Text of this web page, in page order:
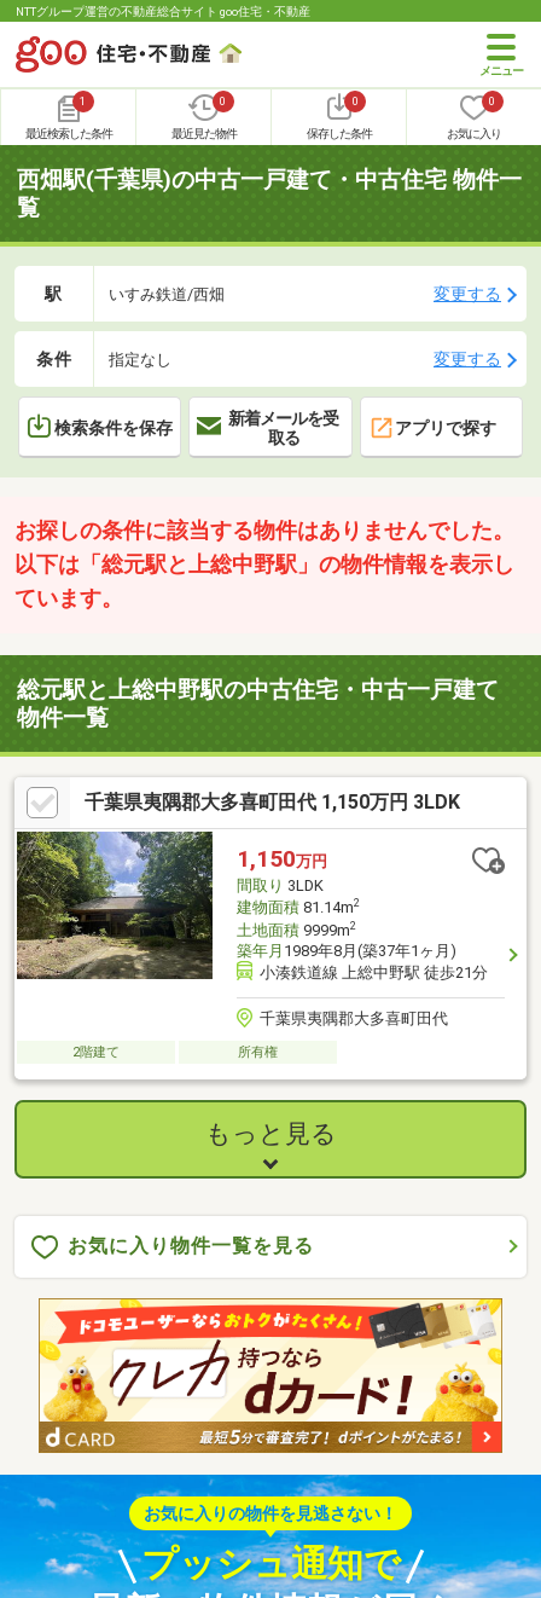
NTTグループ運営の不動産総合サイト goo住宅・不動産
1
最近検索した条件
0
最近見た物件
0
保存した条件
0
お気に入り
西畑駅(千葉県)の中古一戸建て・中古住宅 物件一
覧
駅 いすみ鉄道/西畑 変更する
条件 指定なし 変更する
検索条件を保存
新着メールを受
取る
アプリで探す
お探しの条件に該当する物件はありませんでした。
以下は「総元駅と上総中野駅」の物件情報を表示し
ています。
総元駅と上総中野駅の中古住宅・中古一戸建て
物件一覧
千葉県夷隅郡大多喜町田代 1,150万円 3LDK
1,150万円
間取り 3LDK
建物面積81.14m2
土地面積9999m2
築年月 1989年8月(築37年1ヶ月)
小湊鉄道線 上総中野駅 徒歩21分
千葉県夷隅郡大多喜町田代
2階建て 所有権
もっと見る
お気に入り物件一覧を見る
お気に入りの物件を見逃さない！
プッシュ通知で